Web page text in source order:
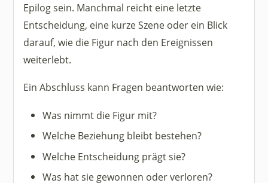
Epilog sein. Manchmal reicht eine letzte
Entscheidung, eine kurze Szene oder ein Blick
darauf, wie die Figur nach den Ereignissen
weiterlebt.
Ein Abschluss kann Fragen beantworten wie:
Was nimmt die Figur mit?
Welche Beziehung bleibt bestehen?
Welche Entscheidung prägt sie?
Was hat sie gewonnen oder verloren?